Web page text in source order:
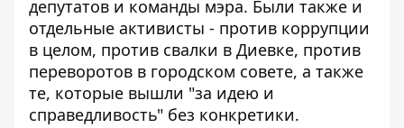
депутатов и команды мэра. Были также и
отдельные активисты - против коррупции
в целом, против свалки в Диевке, против
переворотов в городском совете, а также
те, которые вышли "за идею и
справедливость" без конкретики.